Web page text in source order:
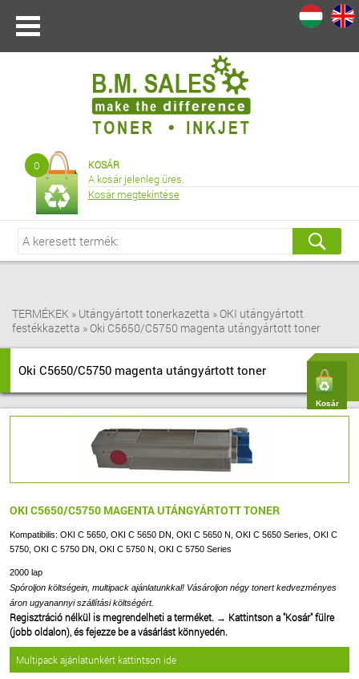
Kosár
0 KOSÁR
A kosár jelenleg üres.
Kosár megtekintése
TERMÉKEK » Utángyártott tonerkazetta » OKI utángyártott
festékkazetta » Oki C5650/C5750 magenta utángyártott toner
Oki C5650/C5750 magenta utángyártott toner
OKI C5650/C5750 MAGENTA UTÁNGYÁRTOTT TONER
Kompatibilis: OKI C 5650, OKI C 5650 DN, OKI C 5650 N, OKI C 5650 Series, OKI C
5750, OKI C 5750 DN, OKI C 5750 N, OKI C 5750 Series
2000 lap
Spóroljon költségein, multipack ajánlatunkkal! Vásároljon négy tonert kedvezményes
áron ugyanannyi szállítási költségért.
Regisztráció nélkül is megrendelheti a terméket. → Kattintson a "Kosár" fülre
(jobb oldalon), és fejezze be a vásárlást könnyedén.
Multipack ajánlatunkért kattintson ide